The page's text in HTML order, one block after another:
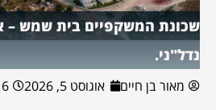
שכונת המשקפיים בית שמש –
נדל"ני.
מאור בן חיים אוגוסט 5, 2026